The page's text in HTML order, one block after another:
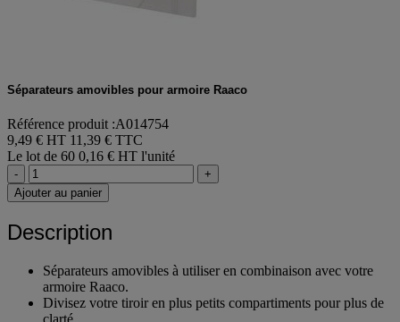
Séparateurs amovibles pour armoire Raaco
Référence produit :A014754
9,49 € HT 11,39 € TTC
Le lot de 60 0,16 € HT l'unité
-
+
Ajouter au panier
Description
Séparateurs amovibles à utiliser en combinaison avec votre
armoire Raaco.
Divisez votre tiroir en plus petits compartiments pour plus de